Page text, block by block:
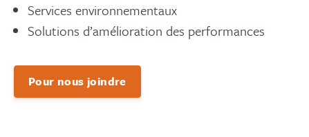
Services environnementaux
Solutions d’amélioration des performances
Pour nous joindre